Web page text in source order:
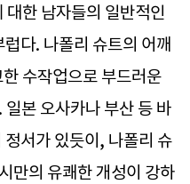
한 남자들의 일반적인
다. 나폴리 슈트의 어깨
수작업으로 부드러운
본 오사카나 부산 등 바
서가 있듯이, 나폴리 슈
만의 유쾌한 개성이 강하